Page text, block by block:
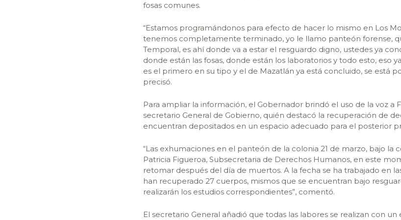
fosas comunes.
“Estamos programándonos para efecto de hacer lo mismo en Los
tenemos completamente terminado, yo le llamo panteón forense,
Temporal, es ahí donde va a estar el resguardo digno, ustedes ya
donde están las fosas, donde están los laboratorios y todo esto, eso
es el primero en su tipo y el de Mazatlán ya está concluido, se está
precisó.
Para ampliar la información, el Gobernador brindó el uso de la voz a
secretario General de Gobierno, quién destacó la recuperación de
encuentran depositados en un espacio adecuado para el posterior
“Las exhumaciones en el panteón de la colonia 21 de marzo, bajo la
Patricia Figueroa, Subsecretaria de Derechos Humanos, en este
retomar después del día de muertos. A la fecha se ha trabajado en
han recuperado 27 cuerpos, mismos que se encuentran bajo
realizarán los estudios correspondientes”, comentó.
El secretario General añadió que todas las labores se realizan con